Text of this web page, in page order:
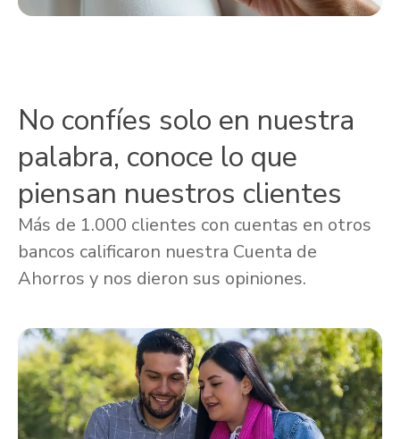
No confíes solo en nuestra
palabra, conoce lo que
piensan nuestros clientes
Más de 1.000 clientes con cuentas en otros
bancos calificaron nuestra Cuenta de
Ahorros y nos dieron sus opiniones.